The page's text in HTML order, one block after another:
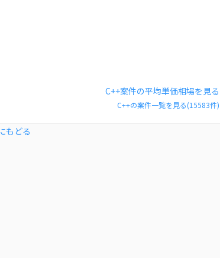
C++案件の平均単価相場を見る
C++の案件一覧を見る(15583件)
もどる